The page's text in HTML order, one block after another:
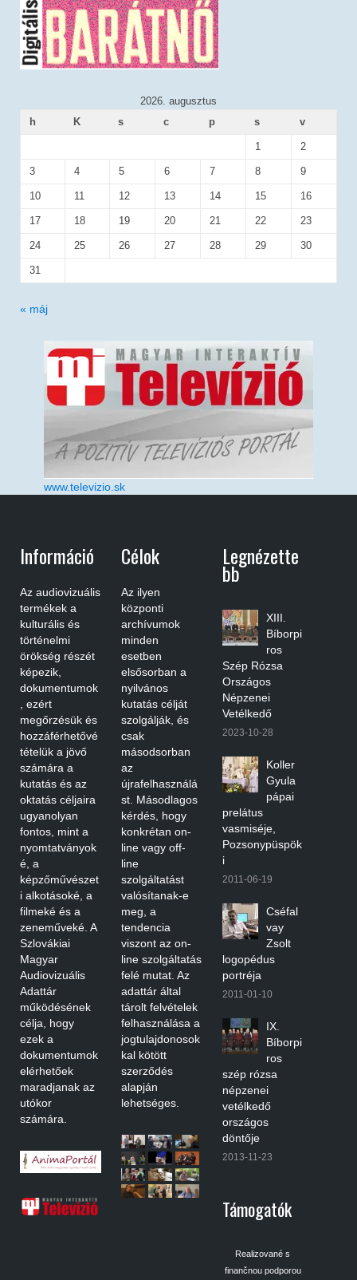
2026. augusztus
h
K s c p s v
1 2
3 4 5 6 7 8 9
10 11 12 13 14 15 16
17 18 19 20 21 22 23
24 25 26 27 28 29 30
31
« máj
www.televizio.sk
Információ
Az audiovizuális
termékek a
kulturális és
történelmi
örökség részét
képezik,
dokumentumok
, ezért
megőrzésük és
hozzáférhetővé
tételük a jövő
számára a
kutatás és az
oktatás céljaira
ugyanolyan
fontos, mint a
nyomtatványok
é, a
képzőművészet
i alkotásoké, a
filmeké és a
zeneműveké. A
Szlovákiai
Magyar
Audiovizuális
Adattár
működésének
célja, hogy
ezek a
dokumentumok
elérhetőek
maradjanak az
utókor
számára.
Célok
Az ilyen
központi
archívumok
minden
esetben
elsősorban a
nyilvános
kutatás célját
szolgálják, és
csak
másodsorban
az
újrafelhasználá
st. Másodlagos
kérdés, hogy
konkrétan on-
line vagy off-
line
szolgáltatást
valósítanak-e
meg, a
tendencia
viszont az on-
line szolgáltatás
felé mutat. Az
adattár által
tárolt felvételek
felhasználása a
jogtulajdonosok
kal kötött
szerződés
alapján
lehetséges.
Legnézette
Bb
XIII.
Bíborpi
ros
Szép Rózsa
Országos
Népzenei
Vetélkedő
2023-10-28
Koller
Gyula
pápai
prelátus
vasmiséje,
Pozsonypüspök
i
2011-06-19
Cséfal
vay
Zsolt
logopédus
portréja
2011-01-10
IX.
Bíborpi
ros
szép rózsa
népzenei
vetélkedő
országos
döntője
2013-11-23
Támogatók
Realizované s
finančnou podporou